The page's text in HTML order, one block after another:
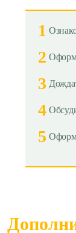
1
2
3
4
5